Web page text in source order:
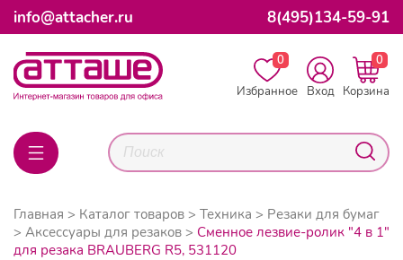
info@attacher.ru 8(495)134-59-91
0
Избранное
Вход
0
Корзина
Главная Каталог товаров Техника
Резаки для бумаг
Аксессуары для резаков
Сменное лезвие-ролик "4 в 1"
для резака BRAUBERG R5, 531120